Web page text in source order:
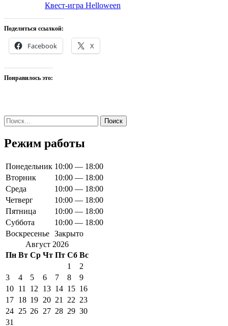
Квест-игра Helloween
Поделиться ссылкой:
Facebook X
Понравилось это:
Найти:
Режим работы
Понедельник 10:00 — 18:00
Вторник
10:00 — 18:00
Среда
10:00 — 18:00
Четверг
10:00 — 18:00
Пятница
10:00 — 18:00
Суббота
10:00 — 18:00
Воскресенье Закрыто
Август 2026
Пн Вт Ср Чт Пт Сб Вс
1
2
3
4 5 6 7 8
9
10 11 12 13 14 15 16
17 18 19 20 21 22 23
24 25 26 27 28 29 30
31